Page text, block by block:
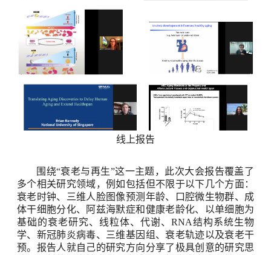
线上报告
围绕“衰老与再生”这一主题，此次大会报告覆盖了
多个相关研究领域，例如包括但不限于以下几个方面：
衰老时钟、三维人脸图像预测年龄、口腔微生物群、成
体干细胞分化、阿兹海默症和健康老龄化、以单细胞为
基础的衰老研究、线粒体、代谢、 RNA结构系统生物
学、新冠肺炎病毒、三维基因组、衰老轨迹以及衰老干
预。报告人就自己的研究方向分享了极具创意的研究思